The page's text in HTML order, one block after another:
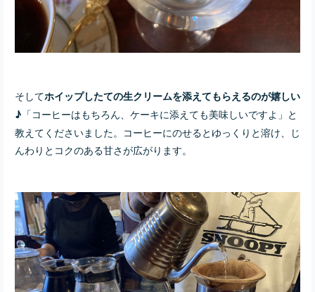
そしてホイップしたての生クリームを添えてもらえるのが嬉しい
♪ 「コーヒーはもちろん、ケーキに添えても美味しいですよ」と
教えてくださいました。コーヒーにのせるとゆっくりと溶け、じ
んわりとコクのある甘さが広がります。